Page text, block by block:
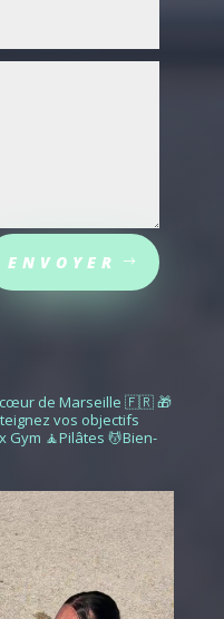
ENVOYER
cœur de Marseille 🇫🇷🎁
vos objectifs
Gym 🧘Pilâtes 💆Bien-